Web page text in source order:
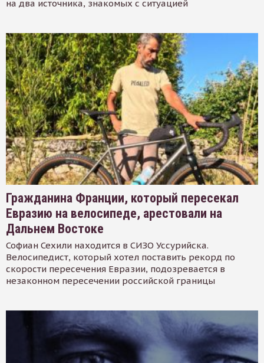
на два источника, знакомых с ситуацией
Гражданина Франции, который пересекал
Евразию на велосипеде, арестовали на
Дальнем Востоке
Софиан Сехили находится в СИЗО Уссурийска.
Велосипедист, который хотел поставить рекорд по
скорости пересечения Евразии, подозревается в
незаконном пересечении российской границы